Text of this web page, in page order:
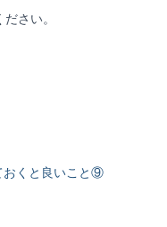
ださい。
おくと良いこと⑨